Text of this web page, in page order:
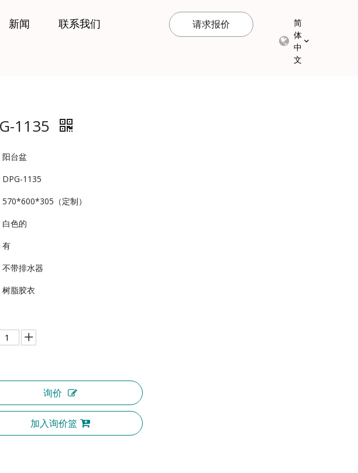
新闻 联系我们 请求报价
简
体
中
文
1135
阳台盆
DPG-1135
570*600*305（定制）
白色的
有
不带排水器
树脂胶衣
询价
加入询价篮